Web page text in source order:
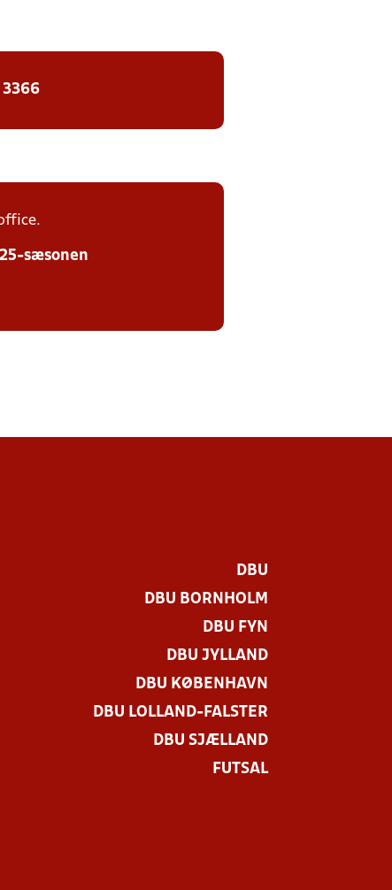
3366
sæsonen
DBU
DBU BORNHOLM
DBU FYN
DBU JYLLAND
DBU KØBENHAVN
DBU LOLLAND-FALSTER
DBU SJÆLLAND
FUTSAL